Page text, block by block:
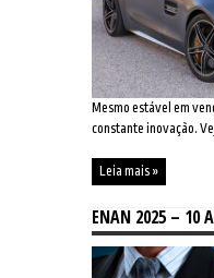
Mesmo estável em
constante inovação.
Leia mais »
ENAN 2025 – 10